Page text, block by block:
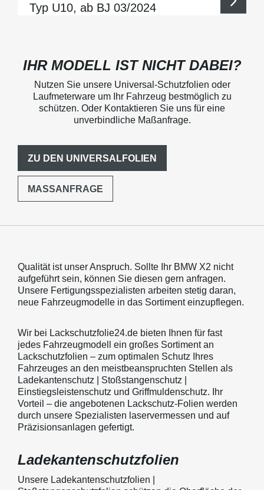
Typ U10, ab BJ 03/2024
IHR MODELL IST NICHT DABEI?
Nutzen Sie unsere Universal-Schutzfolien oder
Laufmeterware um Ihr Fahrzeug bestmöglich zu
schützen. Oder Kontaktieren Sie uns für eine
unverbindliche Maßanfrage.
ZU DEN UNIVERSALFOLIEN
MASSANFRAGE
Qualität ist unser Anspruch. Sollte Ihr BMW X2 nicht
aufgeführt sein, können Sie diesen gern anfragen.
Unsere Fertigungsspezialisten arbeiten stetig daran,
neue Fahrzeugmodelle in das Sortiment einzupflegen.
Wir bei Lackschutzfolie24.de bieten Ihnen für fast
jedes Fahrzeugmodell ein großes Sortiment an
Lackschutzfolien – zum optimalen Schutz Ihres
Fahrzeuges an den meistbeanspruchten Stellen als
Ladekantenschutz | Stoßstangenschutz |
Einstiegsleistenschutz und Griffmuldenschutz. Ihr
Vorteil – die angebotenen Lackschutz-Folien werden
durch unsere Spezialisten laservermessen und auf
Präzisionsanlagen gefertigt.
Ladekantenschutzfolien
Unsere Ladekantenschutzfolien |